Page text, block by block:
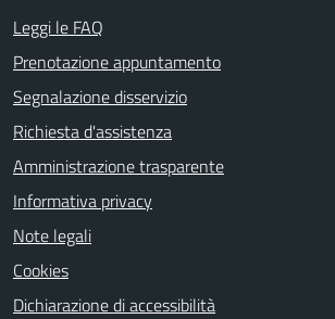
Leggi le FAQ
Prenotazione appuntamento
Segnalazione disservizio
Richiesta d'assistenza
Amministrazione trasparente
Informativa privacy
Note legali
Cookies
Dichiarazione di accessibilità